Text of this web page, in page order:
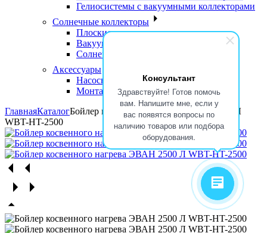
Консультант
Здравствуйте! Готов помочь
вам. Напишите мне, если у
вас появятся вопросы по
наличию товаров или подбора
оборудования.
Гелиосистемы с вакуумными коллекторами
Солнечные коллекторы
Плоские солнечные коллекторы
Вакуумные солнечные коллекторы
Солнечные водонагреватели
Аксессуары
Насосные группы
Монтажные элементы
ГлавнаяКаталогБойлер косвенного нагрева ЭВАН 2500 Л
WBT-HT-2500